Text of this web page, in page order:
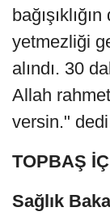
yetmezliği
alındı. 30
Allah
versin."
TOPBAŞ
Sağlık